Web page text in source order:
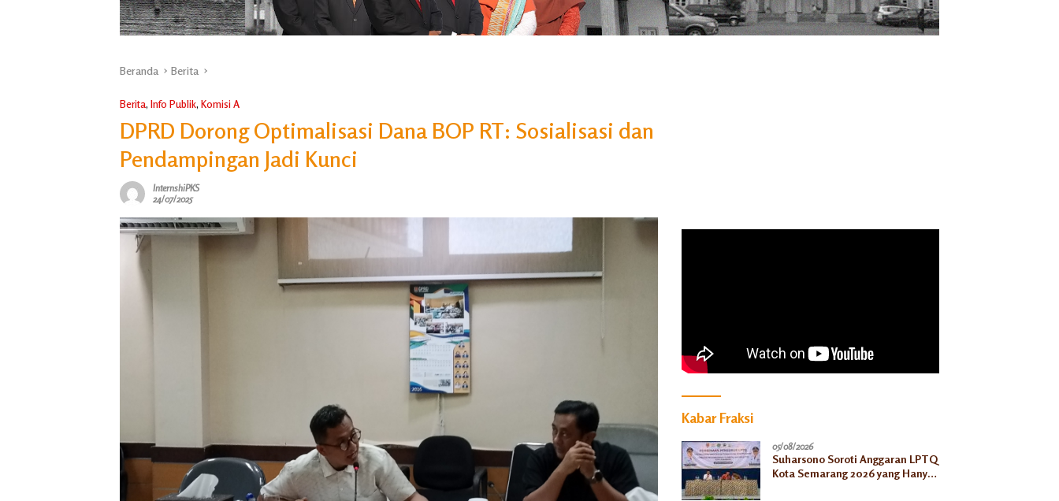
Beranda Berita
Berita, Info Publik, Komisi A
DPRD Dorong Optimalisasi Dana BOP RT: Sosialisasi dan
Pendampingan Jadi Kunci
InternshiPKS
24/07/2025
Kabar Fraksi
05/08/2026
Suharsono Soroti Anggaran LPTQ
Kota Semarang 2026 yang Hanya